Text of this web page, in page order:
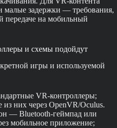
малые задержки — требования,
передаче на мобильный
и схемы подойдут
игры и используемой
VR-контроллеры;
из них через OpenVR/Oculus.
— Bluetooth-геймпад или
мобильное приложение;